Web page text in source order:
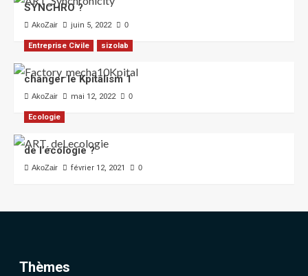
SYNCHRO ?
AkoZair juin 5, 2022 0
Entreprise Civile sizolab
changer le Kpitalism 1
AkoZair mai 12, 2022 0
Ecologie
de l’écologie ?
AkoZair février 12, 2021 0
Thèmes